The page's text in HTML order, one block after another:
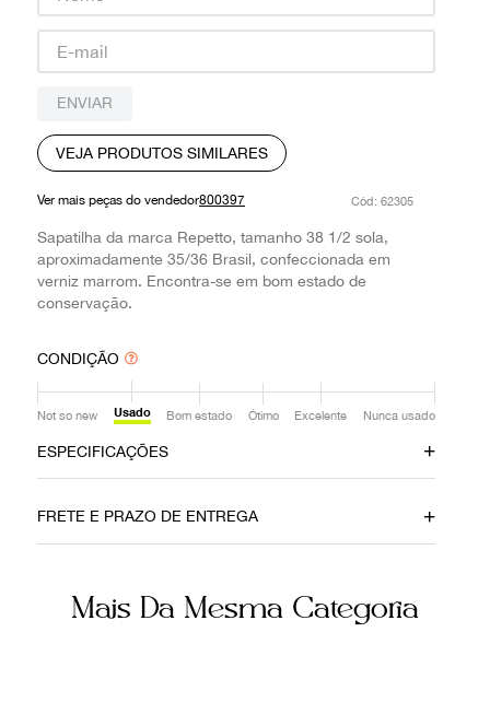
ENVIAR
VEJA PRODUTOS SIMILARES
Ver mais peças do vendedor800397 : 62305
Sapatilha da marca Repetto, tamanho 38 1/2 sola,
aproximadamente 35/36 Brasil, confeccionada em
verniz marrom. Encontra-se em bom estado de
conservação.
CONDIÇÃO
Not so new Usado Bom estado Ótimo Excelente Nunca usado
ESPECIFICAÇÕES
30052020 Verniz
Marrom 800397
FRETE E PRAZO DE ENTREGA
Mais Da Mesma Categoria
burberry
prada